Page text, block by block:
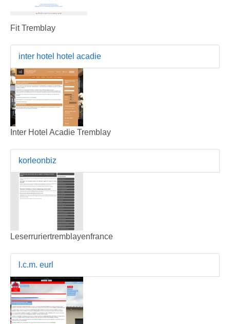
Fit Tremblay
inter hotel hotel acadie
Inter Hotel Acadie Tremblay
korleonbiz
Leserruriertremblayenfrance
l.c.m. eurl